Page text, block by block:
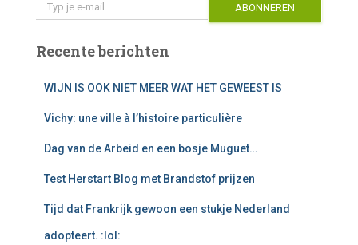
ABONNEREN
Recente berichten
WIJN IS OOK NIET MEER WAT HET GEWEEST IS
Vichy: une ville à l’histoire particulière
Dag van de Arbeid en een bosje Muguet…
Test Herstart Blog met Brandstof prijzen
Tijd dat Frankrijk gewoon een stukje Nederland
adopteert. :lol: